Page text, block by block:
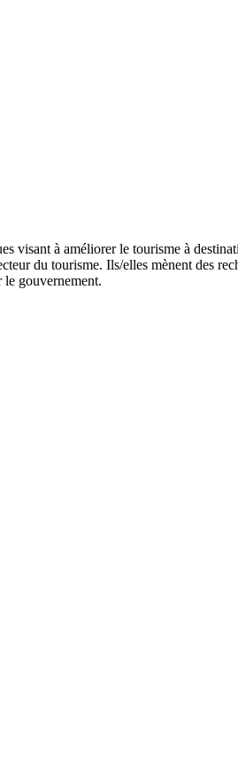
visant à améliorer le tourisme à
du tourisme. Ils/elles mènent des
le gouvernement.